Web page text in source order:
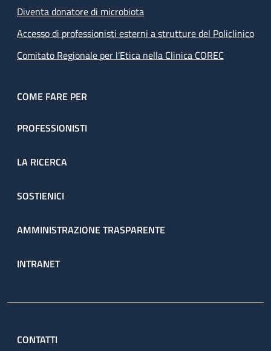
Diventa donatore di microbiota
Accesso di professionisti esterni a strutture del Policlinico
Comitato Regionale per l’Etica nella Clinica COREC
COME FARE PER
PROFESSIONISTI
LA RICERCA
SOSTIENICI
AMMINISTRAZIONE TRASPARENTE
INTRANET
CONTATTI